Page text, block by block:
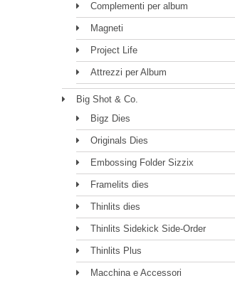
Complementi per album
Magneti
Project Life
Attrezzi per Album
Big Shot & Co.
Bigz Dies
Originals Dies
Embossing Folder Sizzix
Framelits dies
Thinlits dies
Thinlits Sidekick Side-Order
Thinlits Plus
Macchina e Accessori